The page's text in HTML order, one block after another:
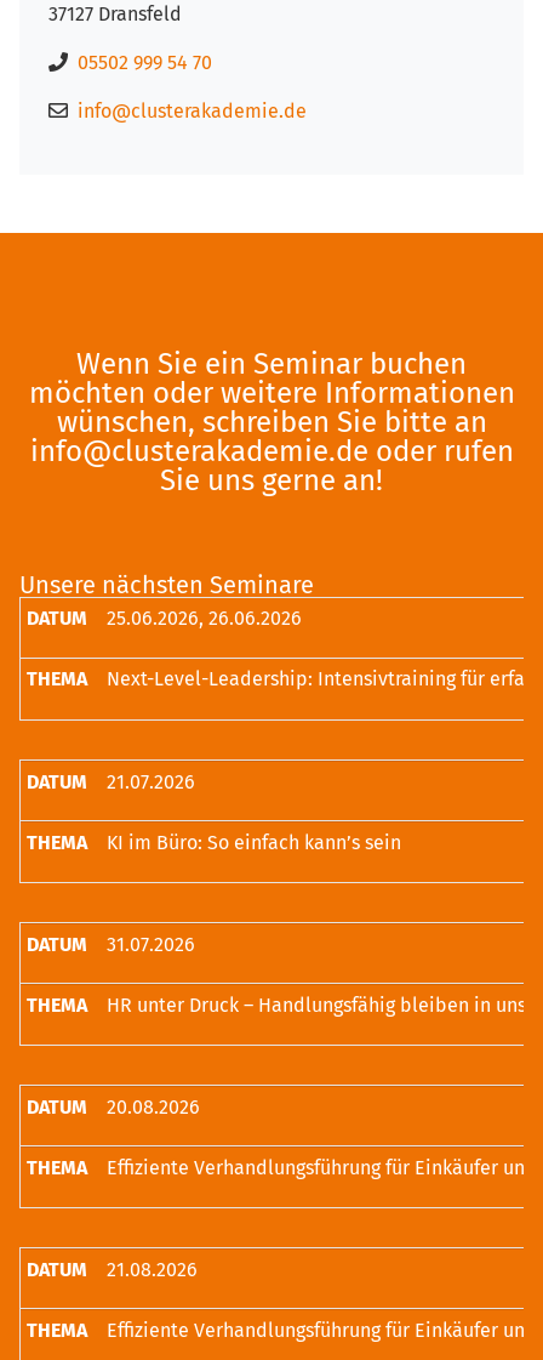
37127 Dransfeld
05502 999 54 70
info@clusterakademie.de
Wenn Sie ein Seminar buchen
möchten oder weitere Informationen
wünschen, schreiben Sie bitte an
info@clusterakademie.de oder rufen
Sie uns gerne an!
Unsere nächsten Seminare
25.06.2026, 26.06.2026
21.07.2026
KI im Büro: So einfach kann’s sein
31.07.2026
20.08.2026
21.08.2026